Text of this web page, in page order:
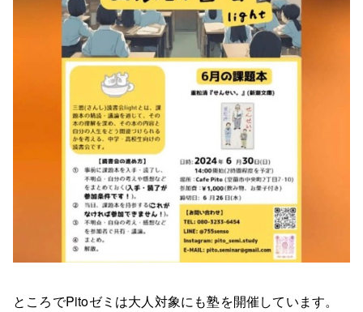
ところでPitoゼミは大人対象にも塾を開催しています。